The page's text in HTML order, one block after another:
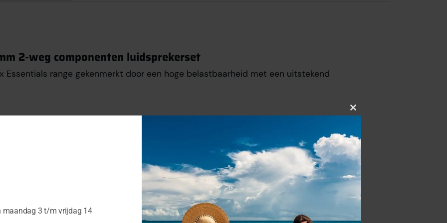
2-weg componenten luidsprekerset
Essentials range gekenmerkt door een hoge belastbaarheid met een uitstekend
Close
module
maandag 3 t/m vrijdag 14